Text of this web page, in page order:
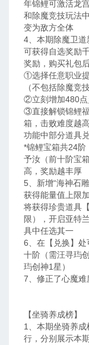
年锦鲤可激活龙
和除魔竞技玩法
变为敌方全体
4、本期除魔卫道
可获得自选奖励
奖励，购买礼包
①选择任意职业
（不包括除魔竞
②立刻增加480点
③直接解锁锦鲤
箱，击败难度越
功能中部分道具
*锦鲤宝箱共24阶
予汝（前十阶宝
高，奖励越丰厚
5、新增“海神石
获得能量值上限
将获得珍贵道具
限），开启亚特
具中任选其一
6、在【兑换】处
十阶（需汪寻玙
玙创神1星）
7、修正了心魔难
【坐骑养成榜】
1、本期坐骑养
行，分别展示本